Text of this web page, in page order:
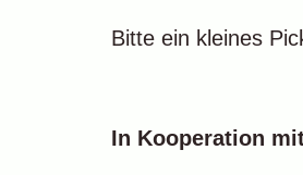
Bitte ein kleines
In Kooperation